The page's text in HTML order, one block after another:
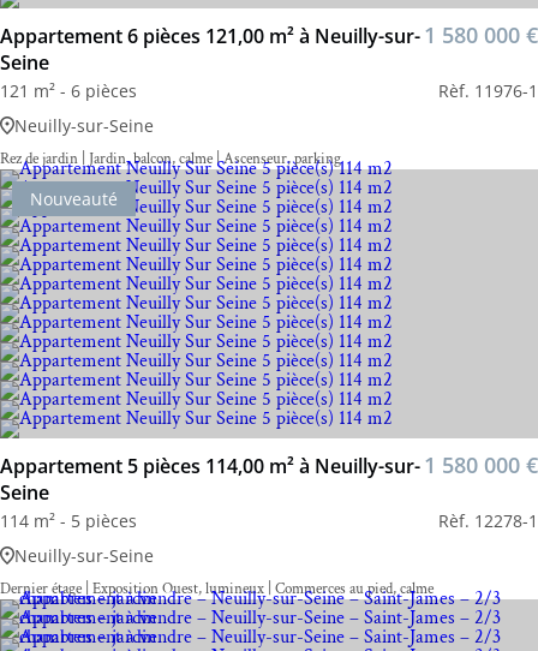
Appartement 6 pièces 121,00 m² à Neuilly-sur-
Seine
1 580 000 €
121 m² - 6 pièces
Rèf. 11976-1
Neuilly-sur-Seine
Rez de jardin | Jardin, balcon, calme | Ascenseur, parking
Nouveauté
Appartement 5 pièces 114,00 m² à Neuilly-sur-
Seine
1 580 000 €
114 m² - 5 pièces
Rèf. 12278-1
Neuilly-sur-Seine
Dernier étage | Exposition Ouest, lumineux | Commerces au pied, calme